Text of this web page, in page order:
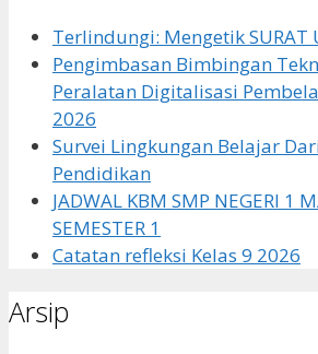
Terlindungi: Mengetik SURAT
Pengimbasan Bimbingan
Peralatan Digitalisasi
2026
Survei Lingkungan Belajar
Pendidikan
JADWAL KBM SMP NEGERI 1
SEMESTER 1
Catatan refleksi Kelas 9 2026
Arsip